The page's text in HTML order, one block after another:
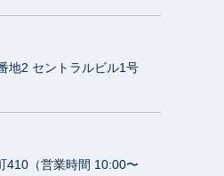
地2 セントラルビル1号
410（営業時間 10:00〜